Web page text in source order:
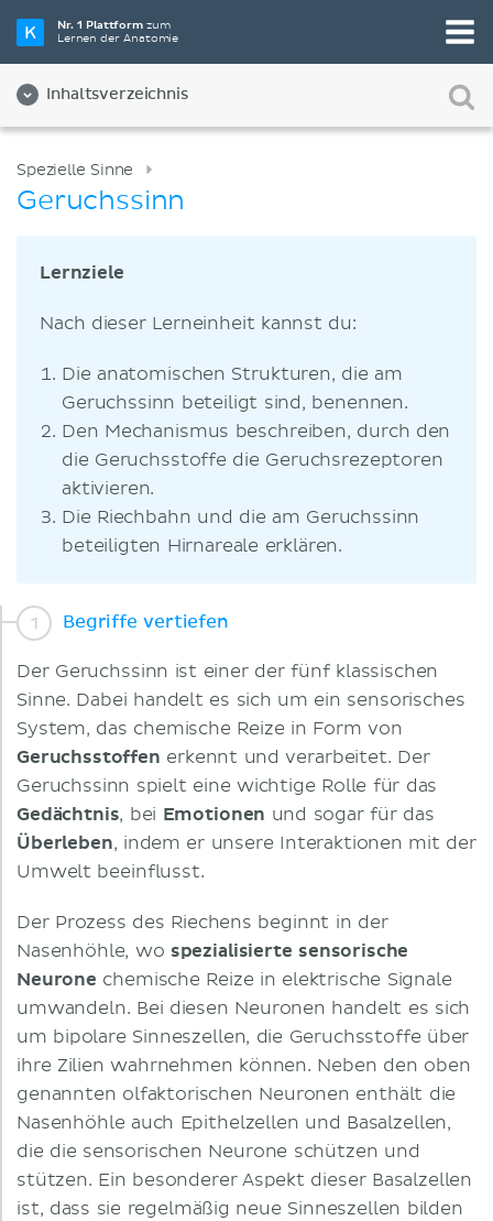
Nr. 1 Plattformzum
Lernen der Anatomie
Inhaltsverzeichnis
Spezielle Sinne
Geruchssinn
Lernziele
Nach dieser Lerneinheit kannst du:
Die anatomischen Strukturen, die am
Geruchssinn beteiligt sind, benennen.
Den Mechanismus beschreiben, durch den
die Geruchsstoffe die Geruchsrezeptoren
aktivieren.
Die Riechbahn und die am Geruchssinn
beteiligten Hirnareale erklären.
Begriffe vertiefen
Der Geruchssinn ist einer der fünf klassischen
Sinne. Dabei handelt es sich um ein sensorisches
System, das chemische Reize in Form von
Geruchsstoffen erkennt und verarbeitet. Der
Geruchssinn spielt eine wichtige Rolle für das
Gedächtnis, bei Emotionen und sogar für das
Überleben, indem er unsere Interaktionen mit der
Umwelt beeinflusst.
Der Prozess des Riechens beginnt in der
Nasenhöhle, wo spezialisierte sensorische
Neurone chemische Reize in elektrische Signale
umwandeln. Bei diesen Neuronen handelt es sich
um bipolare Sinneszellen, die Geruchsstoffe über
ihre Zilien wahrnehmen können. Neben den oben
genannten olfaktorischen Neuronen enthält die
Nasenhöhle auch Epithelzellen und Basalzellen,
die die sensorischen Neurone schützen und
stützen. Ein besonderer Aspekt dieser Basalzellen
ist, dass sie regelmäßig neue Sinneszellen bilden